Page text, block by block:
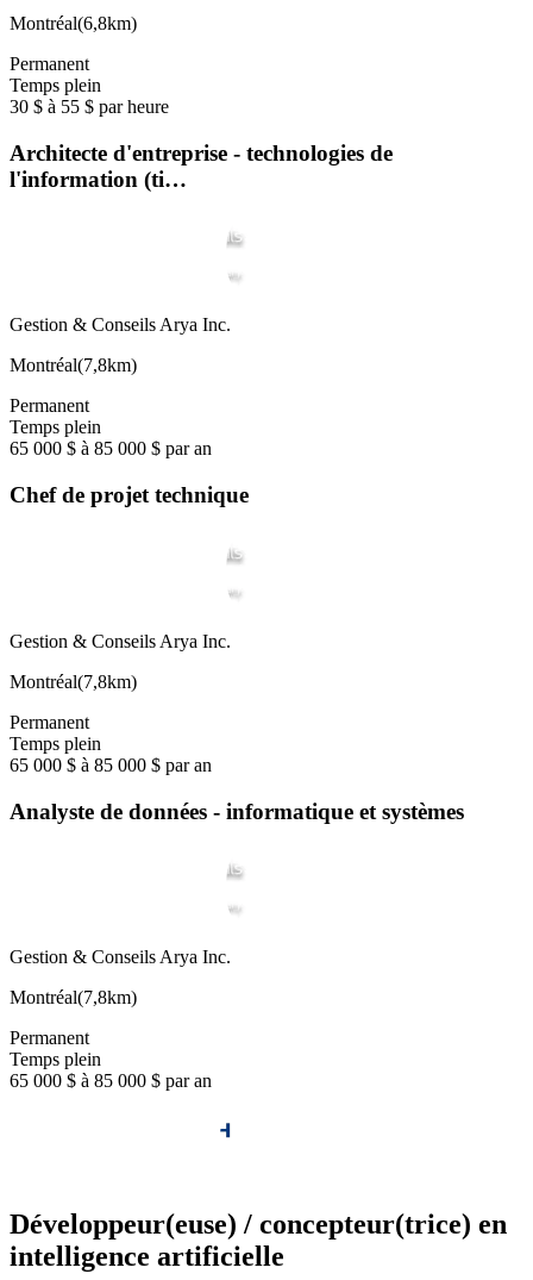
Montréal(6,8km)
Permanent
Temps plein
30 $ à 55 $ par heure
Architecte d'entreprise - technologies de
l'information (ti…
Gestion & Conseils Arya Inc.
Montréal(7,8km)
Permanent
Temps plein
65 000 $ à 85 000 $ par an
Chef de projet technique
Gestion & Conseils Arya Inc.
Montréal(7,8km)
Permanent
Temps plein
65 000 $ à 85 000 $ par an
Analyste de données - informatique et systèmes
Gestion & Conseils Arya Inc.
Montréal(7,8km)
Permanent
Temps plein
65 000 $ à 85 000 $ par an
Développeur(euse) / concepteur(trice) en
intelligence artificielle